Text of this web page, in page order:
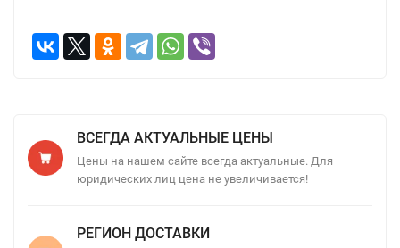
ВСЕГДА АКТУАЛЬНЫЕ ЦЕНЫ
Цены на нашем сайте всегда актуальные. Для
юридических лиц цена не увеличивается!
РЕГИОН ДОСТАВКИ